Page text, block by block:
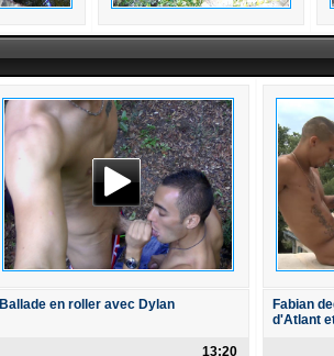
Ballade en roller avec Dylan
13:20
Fabian
d'Atlant